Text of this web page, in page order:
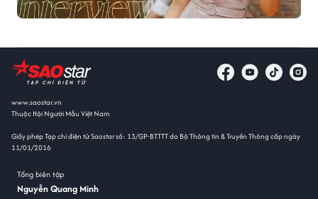
www.saostar.vn
Thuộc Hội Người Mẫu Việt Nam
Giấy phép Tạp chí điện tử Saostar số: 13/GP-BTTTT do Bộ Thông tin & Truyền Thông cấp ngày
11/01/2016
Tổng biên tập
Nguyễn Quang Minh